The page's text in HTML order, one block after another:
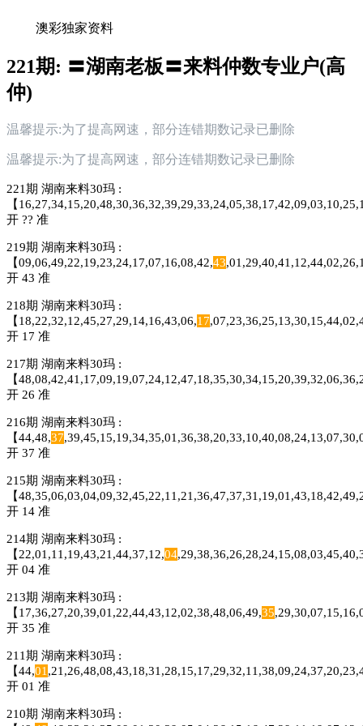
澳彩独家资料
221期: 〓湖南老板〓来料仲数专业户(高
仲)
温馨提示:为了提高网速，部分连错期数记录已删除
温馨提示:为了提高网速，部分连错期数记录已删除
221期 湖南来料30玛 :
【
开 ?? 准
219期 湖南来料30玛 :
【09,06,49,22,19,23,24,17,07,16,08,42,43
开 43 准
218期 湖南来料30玛 :
【18,22,32,12,45,27,29,14,16,43,06,17
开 17 准
217期 湖南来料30玛 :
【
开 26 准
216期 湖南来料30玛 :
【44,48,37
开 37 准
215期 湖南来料30玛 :
【
开 14 准
214期 湖南来料30玛 :
【22,01,11,19,43,21,44,37,12,04
开 04 准
213期 湖南来料30玛 :
【17,36,27,20,39,01,22,44,43,12,02,38,48,06,49,35
开 35 准
211期 湖南来料30玛 :
【44,01
开 01 准
210期 湖南来料30玛 :